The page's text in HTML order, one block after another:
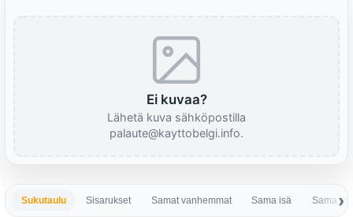
Ei kuvaa?
Lähetä kuva sähköpostilla
palaute@kayttobelgi.info.
Sukutaulu Sisarukset Samat vanhemmat Sama isä Sama